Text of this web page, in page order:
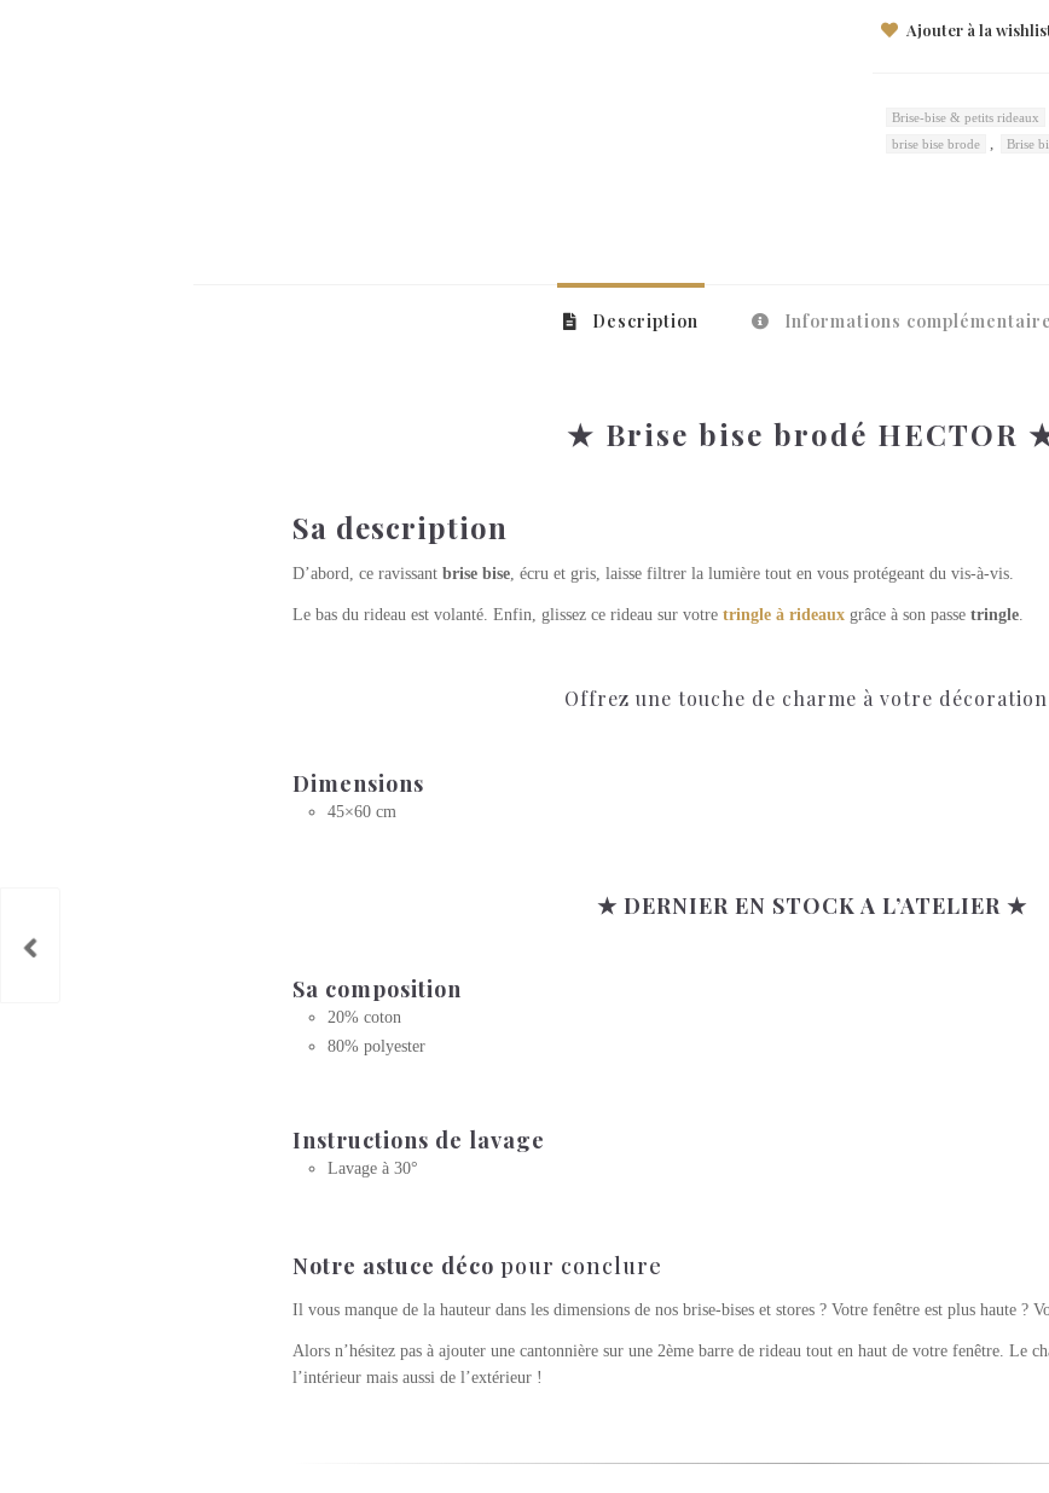
Ajouter à la
Brise-bise & petits rideaux
brise bise brode
, Brise
Description Informations
★ Brise bise brodé HECTOR
Sa description
D’abord, ce ravissant brise bise, écru et gris, laisse filtrer la lumière tout en vous protégeant du vis-à-vis.
Le bas du rideau est volanté. Enfin, glissez ce rideau sur votre tringle à rideauxgrâce à son passetringle.
Offrez une touche de charme à votre
Dimensions
45×60 cm
★ DERNIER EN STOCK A L’ATELIER ★
Sa composition
20% coton
80% polyester
Instructions de lavage
Lavage à 30°
Notre astuce déco pour conclure
Il vous manque de la hauteur dans les dimensions de nos brise-bises et stores ? Votre fenêtre est plus haute ?
Alors n’hésitez pas à ajouter une cantonnière sur une 2ème barre de rideau tout en haut de votre fenêtre. Le
l’intérieur mais aussi de l’extérieur !